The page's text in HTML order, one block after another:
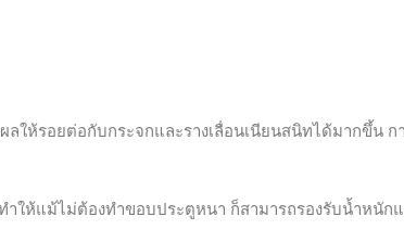
ห้รอยต่อกับกระจกและรางเลื่อนเนียนสนิทได้มากขึ้น ก
ห้แม้ไม่ต้องทำขอบประตูหนา ก็สามารถรองรับน้ำหนักแ